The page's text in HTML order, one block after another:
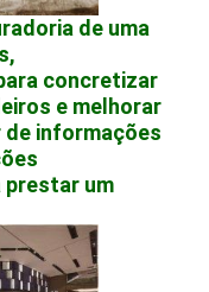
de uma
concretizar
e melhorar
de informações
prestar um